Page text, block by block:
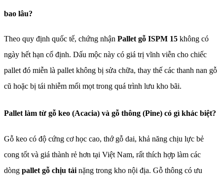
bao lâu?
Theo quy định quốc tế, chứng nhận Pallet gỗ ISPM 15 không có
ngày hết hạn cố định. Dấu mộc này có giá trị vĩnh viễn cho chiếc
pallet đó miễn là pallet không bị sửa chữa, thay thế các thanh nan gỗ
cũ hoặc bị tái nhiễm mối mọt trong quá trình lưu kho bãi.
Pallet làm từ gỗ keo (Acacia) và gỗ thông (Pine) có gì khác biệt?
Gỗ keo có độ cứng cơ học cao, thớ gỗ dai, khả năng chịu lực bẻ
cong tốt và giá thành rẻ hơn tại Việt Nam, rất thích hợp làm các
dòng pallet gỗ chịu tải nặng trong kho nội địa. Gỗ thông có ưu